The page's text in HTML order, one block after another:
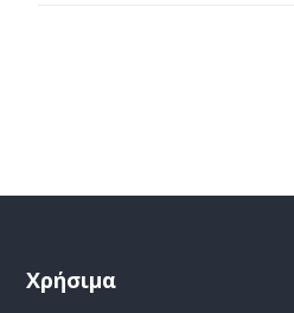
Χρήσιμα